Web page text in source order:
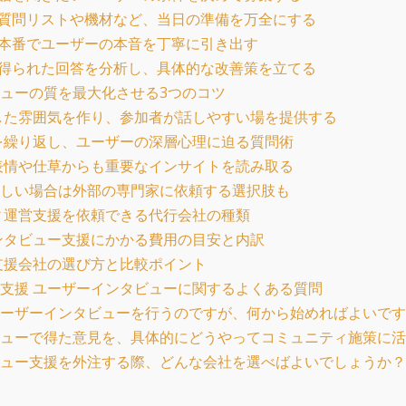
問リストや機材など、当日の準備を万全にする
番でユーザーの本音を丁寧に引き出す
られた回答を分析し、具体的な改善策を立てる
ーの質を最大化させる3つのコツ
雰囲気を作り、参加者が話しやすい場を提供する
り返し、ユーザーの深層心理に迫る質問術
や仕草からも重要なインサイトを読み取る
い場合は外部の専門家に依頼する選択肢も
営支援を依頼できる代行会社の種類
ビュー支援にかかる費用の目安と内訳
会社の選び方と比較ポイント
援 ユーザーインタビューに関するよくある質問
ザーインタビューを行うのですが、何から始めればよいで
ーで得た意見を、具体的にどうやってコミュニティ施策に
ー支援を外注する際、どんな会社を選べばよいでしょうか？